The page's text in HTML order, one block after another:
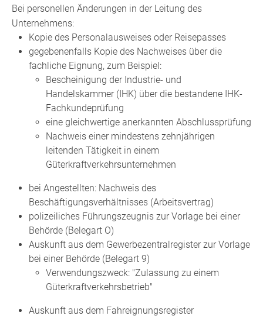
Bei personellen Änderungen in der Leitung des
Unternehmens:
Kopie des Personalausweises oder Reisepasses
gegebenenfalls Kopie des Nachweises über die
fachliche Eignung, zum Beispiel:
Bescheinigung der Industrie- und
Handelskammer (IHK) über die bestandene IHK-
Fachkundeprüfung
eine gleichwertige anerkannten Abschlussprüfung
Nachweis einer mindestens zehnjährigen
leitenden Tätigkeit in einem
Güterkraftverkehrsunternehmen
bei Angestellten: Nachweis des
Beschäftigungsverhältnisses (Arbeitsvertrag)
polizeiliches Führungszeugnis zur Vorlage bei einer
Behörde (Belegart O)
Auskunft aus dem Gewerbezentralregister zur Vorlage
bei einer Behörde (Belegart 9)
Verwendungszweck: "Zulassung zu einem
Güterkraftverkehrsbetrieb"
Auskunft aus dem Fahreignungsregister